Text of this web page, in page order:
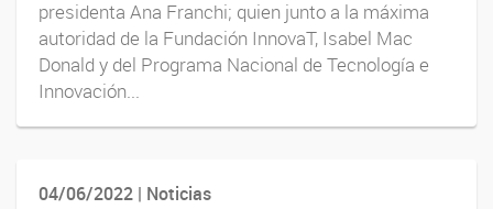
presidenta Ana Franchi; quien junto a la máxima
autoridad de la Fundación InnovaT, Isabel Mac
Donald y del Programa Nacional de Tecnología e
Innovación...
04/06/2022 | Noticias